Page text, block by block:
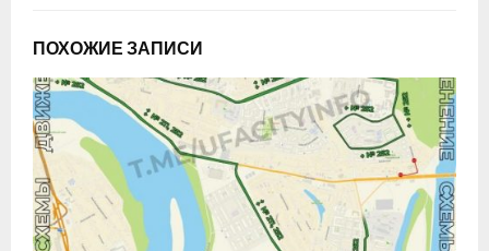
ПОХОЖИЕ ЗАПИСИ